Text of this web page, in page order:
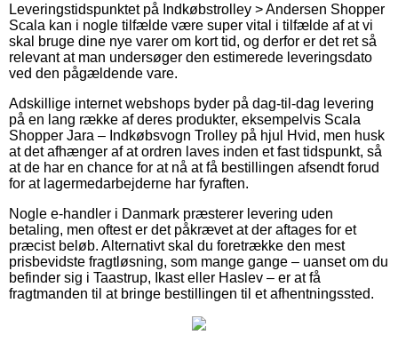
Leveringstidspunktet på Indkøbstrolley > Andersen Shopper
Scala kan i nogle tilfælde være super vital i tilfælde af at vi
skal bruge dine nye varer om kort tid, og derfor er det ret så
relevant at man undersøger den estimerede leveringsdato
ved den pågældende vare.
Adskillige internet webshops byder på dag-til-dag levering
på en lang række af deres produkter, eksempelvis Scala
Shopper Jara – Indkøbsvogn Trolley på hjul Hvid, men husk
at det afhænger af at ordren laves inden et fast tidspunkt, så
at de har en chance for at nå at få bestillingen afsendt forud
for at lagermedarbejderne har fyraften.
Nogle e-handler i Danmark præsterer levering uden
betaling, men oftest er det påkrævet at der aftages for et
præcist beløb. Alternativt skal du foretrække den mest
prisbevidste fragtløsning, som mange gange – uanset om du
befinder sig i Taastrup, Ikast eller Haslev – er at få
fragtmanden til at bringe bestillingen til et afhentningssted.